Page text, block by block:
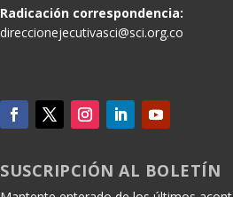
Radicación correspondencia:
direccionejecutivasci@sci.org.co
SUSCRIPCIÓN AL BOLETÍN